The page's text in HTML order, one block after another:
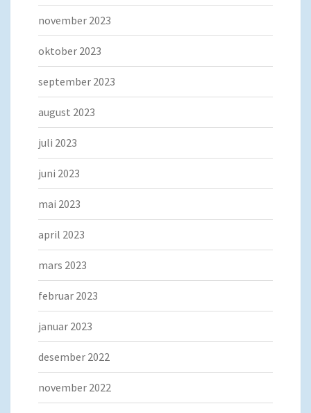
november 2023
oktober 2023
september 2023
august 2023
juli 2023
juni 2023
mai 2023
april 2023
mars 2023
februar 2023
januar 2023
desember 2022
november 2022